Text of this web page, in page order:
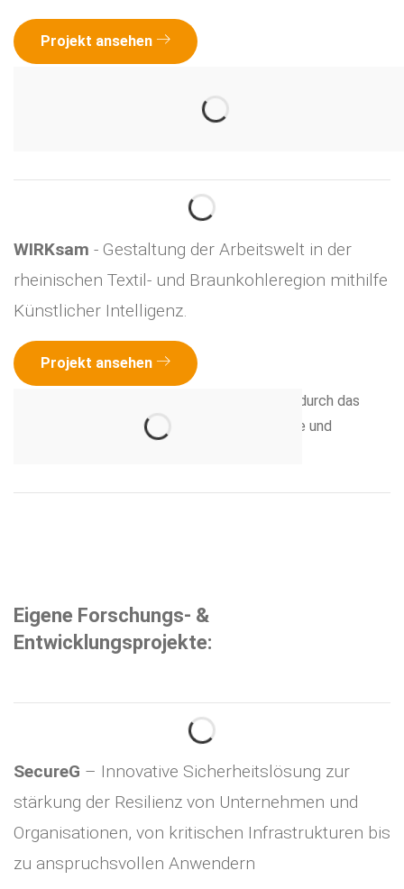
Projekt ansehen
WIRKsam - Gestaltung der Arbeitswelt in der
rheinischen Textil- und Braunkohleregion mithilfe
Künstlicher Intelligenz.
Projekt ansehen
Eigene Forschungs- &
Entwicklungsprojekte:
SecureG – Innovative Sicherheitslösung zur
stärkung der Resilienz von Unternehmen und
Organisationen, von kritischen Infrastrukturen bis
zu anspruchsvollen Anwendern